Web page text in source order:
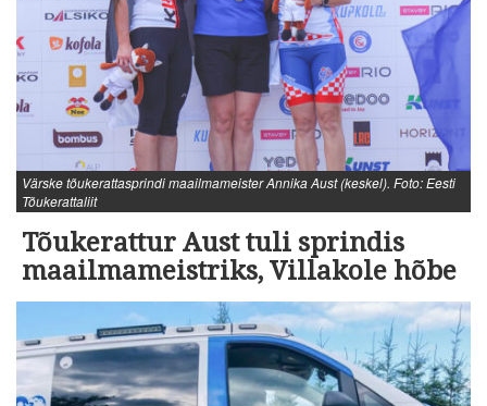
Värske tõukerattasprindi maailmameister Annika Aust (keskel). Foto: Eesti
Tõukerattaliit
Tõukerattur Aust tuli sprindis
maailmameistriks, Villakole hõbe